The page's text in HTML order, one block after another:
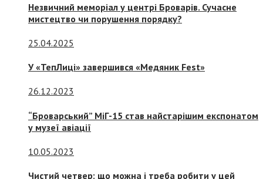
Незвичний меморіал у центрі Броварів. Сучасне
мистецтво чи порушення порядку?
25.04.2025
У «ТепЛиці» завершився «Медяник Fest»
26.12.2023
“Броварський” МіГ-15 став найстарішим експонатом
у музеї авіації
10.05.2023
Чистий четвер: що можна і треба робити у цей